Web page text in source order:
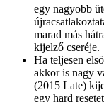
egy nagyobb
marad más
kijelző cseréje.
Ha teljesen
akkor is nagy
(2015 Late)
egy hard